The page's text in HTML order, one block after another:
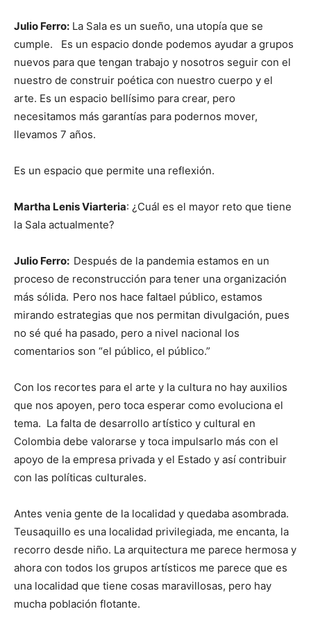
Julio Ferro: La Sala es un sueño, una utopía que se
cumple. Es un espacio donde podemos ayudar a grupos
nuevos para que tengan trabajo y nosotros seguir con el
nuestro de construir poética con nuestro cuerpo y el
arte. Es un espacio bellísimo para crear, pero
necesitamos más garantías para podernos mover,
llevamos 7 años.
Es un espacio que permite una reflexión.
Martha Lenis Viarteria: ¿Cuál es el mayor reto que tiene
la Sala actualmente?
Julio Ferro: Después de la pandemia estamos en un
proceso de reconstrucción para tener una organización
más sólida. Pero nos hace faltael público, estamos
mirando estrategias que nos permitan divulgación, pues
no sé qué ha pasado, pero a nivel nacional los
comentarios son “el público, el público.”
Con los recortes para el arte y la cultura no hay auxilios
que nos apoyen, pero toca esperar como evoluciona el
tema. La falta de desarrollo artístico y cultural en
Colombia debe valorarse y toca impulsarlo más con el
apoyo de la empresa privada y el Estado y así contribuir
con las políticas culturales.
Antes venia gente de la localidad y quedaba asombrada.
Teusaquillo es una localidad privilegiada, me encanta, la
recorro desde niño. La arquitectura me parece hermosa y
ahora con todos los grupos artísticos me parece que es
una localidad que tiene cosas maravillosas, pero hay
mucha población flotante.